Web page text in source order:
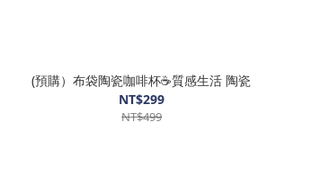
(預購）布袋陶瓷咖啡杯☕️質感生活 陶瓷
NT$299
NT$499